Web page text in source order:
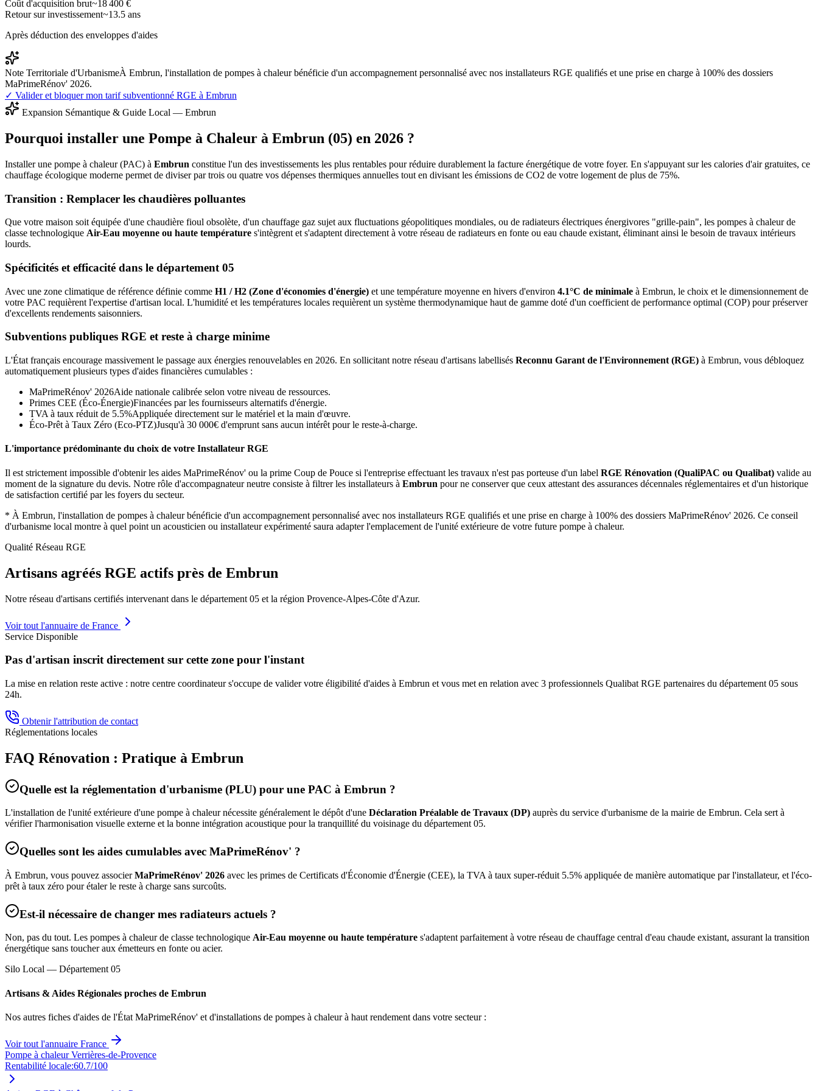
Coût d'acquisition brut~18 400 €
Retour sur investissement~13.5 ans
Après déduction des enveloppes d'aides
Note Territoriale d'UrbanismeÀ Embrun, l'installation de pompes à chaleur bénéficie d'un accompagnement personnalisé avec nos installateurs RGE qualifiés et une prise en charge à 100% des dossiers
MaPrimeRénov' 2026.
✓ Valider et bloquer mon tarif subventionné RGE à Embrun
Expansion Sémantique & Guide Local — Embrun
Pourquoi installer une Pompe à Chaleur à Embrun (05) en 2026 ?
Installer une pompe à chaleur (PAC) à Embrun constitue l'un des investissements les plus rentables pour réduire durablement la facture énergétique de votre foyer. En s'appuyant sur les calories d'air gratuites, ce
chauffage écologique moderne permet de diviser par trois ou quatre vos dépenses thermiques annuelles tout en divisant les émissions de CO2 de votre logement de plus de 75%.
Transition : Remplacer les chaudières polluantes
Que votre maison soit équipée d'une chaudière fioul obsolète, d'un chauffage gaz sujet aux fluctuations géopolitiques mondiales, ou de radiateurs électriques énergivores "grille-pain", les pompes à chaleur de
classe technologique Air-Eau moyenne ou haute température s'intègrent et s'adaptent directement à votre réseau de radiateurs en fonte ou eau chaude existant, éliminant ainsi le besoin de travaux intérieurs
lourds.
Spécificités et efficacité dans le département 05
Avec une zone climatique de référence définie comme H1 / H2 (Zone d'économies d'énergie) et une température moyenne en hivers d'environ 4.1°C de minimale à Embrun, le choix et le dimensionnement de
votre PAC requièrent l'expertise d'artisan local. L'humidité et les températures locales requièrent un système thermodynamique haut de gamme doté d'un coefficient de performance optimal (COP) pour préserver
d'excellents rendements saisonniers.
Subventions publiques RGE et reste à charge minime
L'État français encourage massivement le passage aux énergies renouvelables en 2026. En sollicitant notre réseau d'artisans labellisés Reconnu Garant de l'Environnement (RGE) à Embrun, vous débloquez
automatiquement plusieurs types d'aides financières cumulables :
MaPrimeRénov' 2026Aide nationale calibrée selon votre niveau de ressources.
Primes CEE (Éco-Énergie)Financées par les fournisseurs alternatifs d'énergie.
TVA à taux réduit de 5.5%Appliquée directement sur le matériel et la main d'œuvre.
Éco-Prêt à Taux Zéro (Eco-PTZ)Jusqu'à 30 000€ d'emprunt sans aucun intérêt pour le reste-à-charge.
L'importance prédominante du choix de votre Installateur RGE
Il est strictement impossible d'obtenir les aides MaPrimeRénov' ou la prime Coup de Pouce si l'entreprise effectuant les travaux n'est pas porteuse d'un label RGE Rénovation (QualiPAC ou Qualibat) valide au
moment de la signature du devis. Notre rôle d'accompagnateur neutre consiste à filtrer les installateurs à Embrun pour ne conserver que ceux attestant des assurances décennales réglementaires et d'un historique
de satisfaction certifié par les foyers du secteur.
* À Embrun, l'installation de pompes à chaleur bénéficie d'un accompagnement personnalisé avec nos installateurs RGE qualifiés et une prise en charge à 100% des dossiers MaPrimeRénov' 2026. Ce conseil
d'urbanisme local montre à quel point un acousticien ou installateur expérimenté saura adapter l'emplacement de l'unité extérieure de votre future pompe à chaleur.
Qualité Réseau RGE
Artisans agréés RGE actifs près de Embrun
Notre réseau d'artisans certifiés intervenant dans le département 05 et la région Provence-Alpes-Côte d'Azur.
Voir tout l'annuaire de France
Service Disponible
Pas d'artisan inscrit directement sur cette zone pour l'instant
La mise en relation reste active : notre centre coordinateur s'occupe de valider votre éligibilité d'aides à Embrun et vous met en relation avec 3 professionnels Qualibat RGE partenaires du département 05 sous
24h.
Obtenir l'attribution de contact
Réglementations locales
FAQ Rénovation : Pratique à Embrun
Quelle est la réglementation d'urbanisme (PLU) pour une PAC à Embrun ?
L'installation de l'unité extérieure d'une pompe à chaleur nécessite généralement le dépôt d'une Déclaration Préalable de Travaux (DP) auprès du service d'urbanisme de la mairie de Embrun. Cela sert à
vérifier l'harmonisation visuelle externe et la bonne intégration acoustique pour la tranquillité du voisinage du département05.
Quelles sont les aides cumulables avec MaPrimeRénov' ?
À Embrun, vous pouvez associerMaPrimeRénov' 2026 avec les primes de Certificats d'Économie d'Énergie (CEE), la TVA à taux super-réduit 5.5% appliquée de manière automatique par l'installateur, et l'éco-
prêt à taux zéro pour étaler le reste à charge sans surcoûts.
Est-il nécessaire de changer mes radiateurs actuels ?
Non, pas du tout. Les pompes à chaleur de classe technologique Air-Eau moyenne ou haute température s'adaptent parfaitement à votre réseau de chauffage central d'eau chaude existant, assurant la transition
énergétique sans toucher aux émetteurs en fonte ou acier.
Silo Local — Département 05
Artisans & Aides Régionales proches de Embrun
Nos autres fiches d'aides de l'État MaPrimeRénov' et d'installations de pompes à chaleur à haut rendement dans votre secteur :
Voir tout l'annuaire France
Pompe à chaleur Verrières-de-Provence
Rentabilité locale:60.7/100